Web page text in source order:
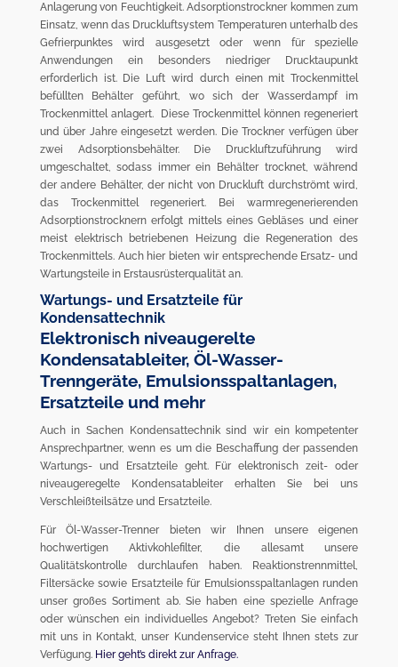
Anlagerung von Feuchtigkeit. Adsorptionstrockner kommen zum
Einsatz, wenn das Druckluftsystem Temperaturen unterhalb des
Gefrierpunktes wird ausgesetzt oder wenn für spezielle
Anwendungen ein besonders niedriger Drucktaupunkt
erforderlich ist. Die Luft wird durch einen mit Trockenmittel
befüllten Behälter geführt, wo sich der Wasserdampf im
Trockenmittel anlagert. Diese Trockenmittel können regeneriert
und über Jahre eingesetzt werden. Die Trockner verfügen über
zwei Adsorptionsbehälter. Die Druckluftzuführung wird
umgeschaltet, sodass immer ein Behälter trocknet, während
der andere Behälter, der nicht von Druckluft durchströmt wird,
das Trockenmittel regeneriert. Bei warmregenerierenden
Adsorptionstrocknern erfolgt mittels eines Gebläses und einer
meist elektrisch betriebenen Heizung die Regeneration des
Trockenmittels. Auch hier bieten wir entsprechende Ersatz- und
Wartungsteile in Erstausrüsterqualität an.
Wartungs- und Ersatzteile für
Kondensattechnik
Elektronisch niveaugerelte
Kondensatableiter, Öl-Wasser-
Trenngeräte, Emulsionsspaltanlagen,
Ersatzteile und mehr
Auch in Sachen Kondensattechnik sind wir ein kompetenter
Ansprechpartner, wenn es um die Beschaffung der passenden
Wartungs- und Ersatzteile geht. Für elektronisch zeit- oder
niveaugeregelte Kondensatableiter erhalten Sie bei uns
Verschleißteilsätze und Ersatzteile.
Für Öl-Wasser-Trenner bieten wir Ihnen unsere eigenen
hochwertigen Aktivkohlefilter, die allesamt unsere
Qualitätskontrolle durchlaufen haben. Reaktionstrennmittel,
Filtersäcke sowie Ersatzteile für Emulsionsspaltanlagen runden
unser großes Sortiment ab. Sie haben eine spezielle Anfrage
oder wünschen ein individuelles Angebot? Treten Sie einfach
mit uns in Kontakt, unser Kundenservice steht Ihnen stets zur
Verfügung. Hier geht’s direkt zur Anfrage.